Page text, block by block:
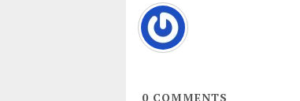
0 COMMENTS